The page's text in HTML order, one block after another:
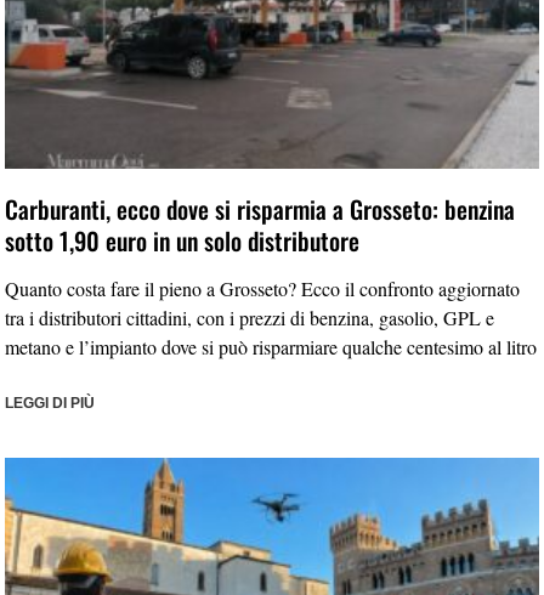
Carburanti, ecco dove si risparmia a Grosseto: benzina
sotto 1,90 euro in un solo distributore
Quanto costa fare il pieno a Grosseto? Ecco il confronto aggiornato
tra i distributori cittadini, con i prezzi di benzina, gasolio, GPL e
metano e l’impianto dove si può risparmiare qualche centesimo al litro
LEGGI DI PIÙ